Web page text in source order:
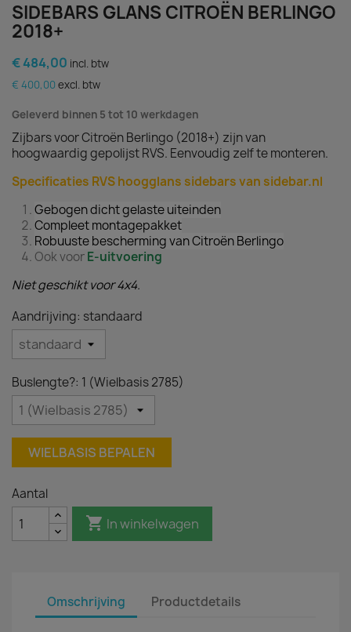
SIDEBARS GLANS CITROËN BERLINGO
2018+
€ 484,00 incl. btw
€ 400,00 excl. btw
Geleverd binnen 5 tot 10 werkdagen
Zijbars voor Citroën Berlingo (2018+) zijn van
hoogwaardig gepolijst RVS. Eenvoudig zelf te monteren.
Specificaties RVS hoogglans sidebars van sidebar.nl
Gebogen dicht gelaste uiteinden
Compleet montagepakket
Robuuste bescherming van Citroën Berlingo
Ook voorE-uitvoering
Niet geschikt voor 4x4.
Aandrijving: standaard
Buslengte?: 1 (Wielbasis 2785)
WIELBASIS BEPALEN
Aantal
 In winkelwagen
Omschrijving Productdetails